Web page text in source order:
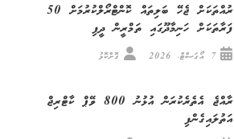
ރުއްތަކަށް ޖެހޭ ބަލިތައް ކޮންޓްރޯލްކުރުމަށް 50
ފަރާތަކަށް ހަނިމާދޫގައި ތަމްރީން ދީފި
7 އޯގަސްޓް، 2026 ގޮށްކޮޅު
ރާއްޖެ އެތެރެކުރަން އުޅުނު 800 ވޭޕް ކާޓްރިޖް
އަތުލައިގެންފި